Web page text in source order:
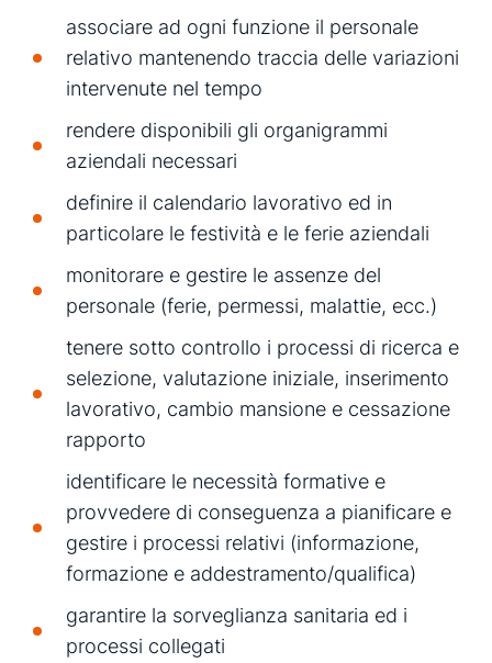
associare ad ogni funzione il personale
relativo mantenendo traccia delle variazioni
intervenute nel tempo
rendere disponibili gli organigrammi
aziendali necessari
definire il calendario lavorativo ed in
particolare le festività e le ferie aziendali
monitorare e gestire le assenze del
personale (ferie, permessi, malattie, ecc.)
tenere sotto controllo i processi di ricerca e
selezione, valutazione iniziale, inserimento
lavorativo, cambio mansione e cessazione
rapporto
identificare le necessità formative e
provvedere di conseguenza a pianificare e
gestire i processi relativi (informazione,
formazione e addestramento/qualifica)
garantire la sorveglianza sanitaria ed i
processi collegati